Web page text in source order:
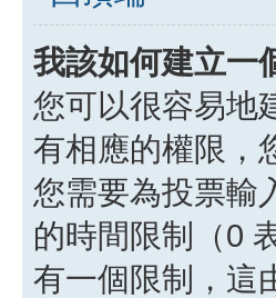
我該如何建立一
您可以很容易地
有相應的權限，
您需要為投票輸
的時間限制（0
有一個限制，這